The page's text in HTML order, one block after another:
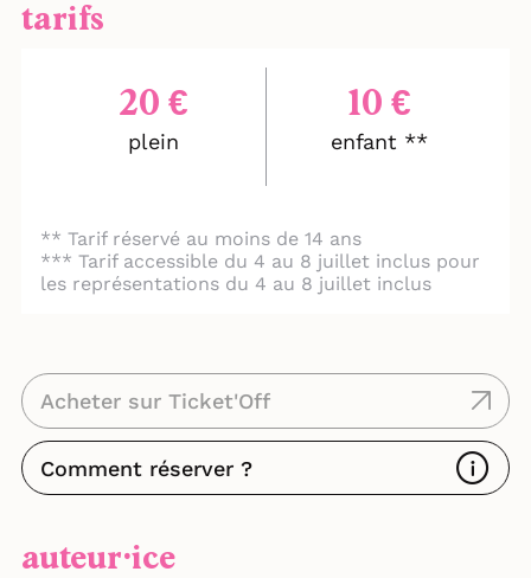
tarifs
20 €
plein
10 €
enfant **
** Tarif réservé au moins de 14 ans
*** Tarif accessible du 4 au 8 juillet inclus pour
les représentations du 4 au 8 juillet inclus
Acheter sur Ticket'Off
Comment réserver ?
auteur⸱ice